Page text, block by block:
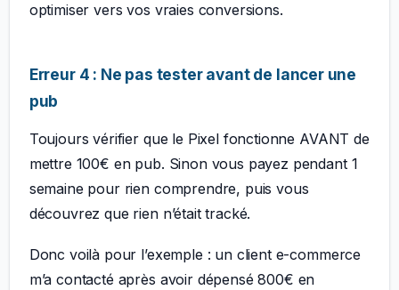
optimiser vers vos vraies conversions.
Erreur 4 : Ne pas tester avant de lancer une
pub
Toujours vérifier que le Pixel fonctionne AVANT de
mettre 100€ en pub. Sinon vous payez pendant 1
semaine pour rien comprendre, puis vous
découvrez que rien n’était tracké.
Donc voilà pour l’exemple : un client e-commerce
m’a contacté après avoir dépensé 800€ en